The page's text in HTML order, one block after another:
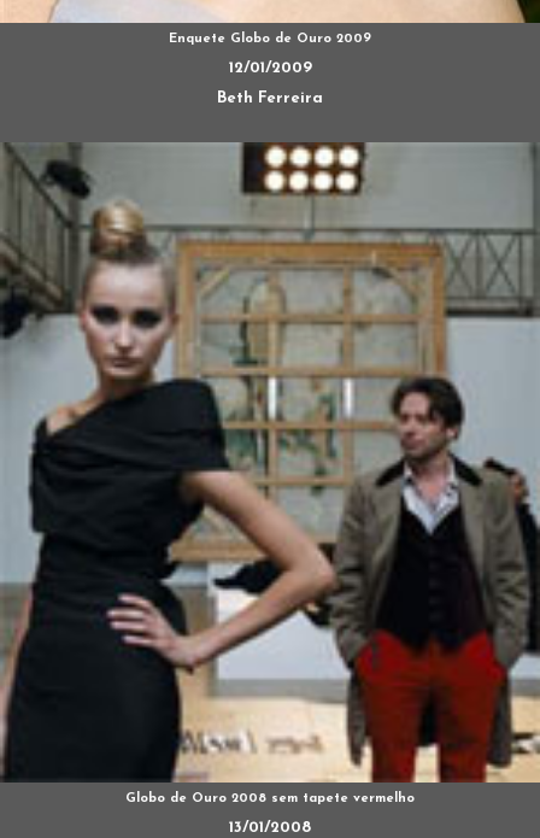
Enquete Globo de Ouro 2009
12/01/2009
Beth Ferreira
Globo de Ouro 2008 sem tapete vermelho
13/01/2008